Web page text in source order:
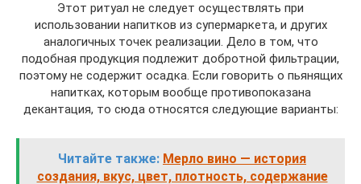
Этот ритуал не следует осуществлять при
использовании напитков из супермаркета, и других
аналогичных точек реализации. Дело в том, что
подобная продукция подлежит добротной фильтрации,
поэтому не содержит осадка. Если говорить о пьянящих
напитках, которым вообще противопоказана
декантация, то сюда относятся следующие варианты:
Читайте также: Мерло вино — история
создания, вкус, цвет, плотность, содержание